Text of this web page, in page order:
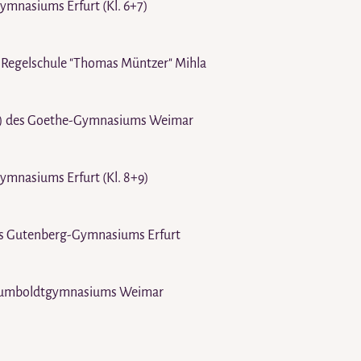
Erfurt (Kl. 6+7)
"Thomas Müntzer" Mihla
des Goethe-Gymnasiums Weimar
Erfurt (Kl. 8+9)
Gutenberg-Gymnasiums Erfurt
Weimar